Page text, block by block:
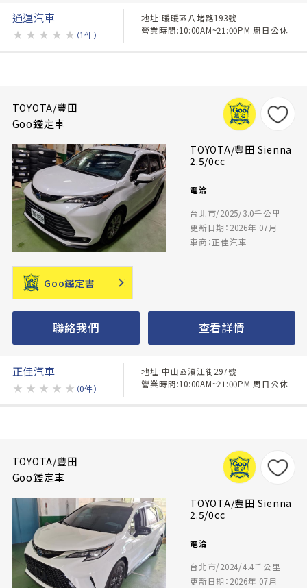
通運汽車
★ ★ ★ ★ ★ （1件）
地址:暖暖區八堵路193號
營業時間:10:00AM~21:00PM 周日公休
TOYOTA/豐田
Goo鑑定車
TOYOTA/豐田 Sienna
2.5/0cc
電洽
台北市/2025/3.0千公里
更新日期：2026年 07月
車商：正佳汽車
Goo鑑定書
聯絡我們 查看詳情
正佳汽車
★ ★ ★ ★ ★ （0件）
地址:中山區濱江街297號
營業時間:10:00AM~21:00PM 周日公休
TOYOTA/豐田
Goo鑑定車
TOYOTA/豐田 Sienna
2.5/0cc
電洽
台北市/2024/4.4千公里
更新日期：2026年 07月